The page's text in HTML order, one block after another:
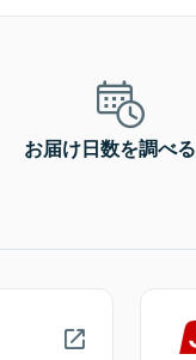
お届け日数を調べる